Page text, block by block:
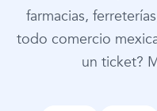
farmacias,
todo comercio
un ticket?